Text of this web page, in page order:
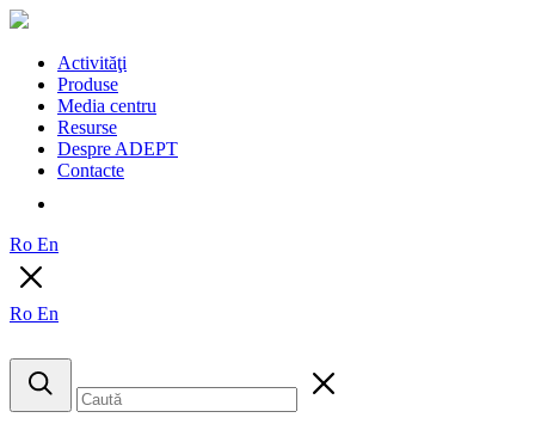
Activităţi
Produse
Media centru
Resurse
Despre ADEPT
Contacte
Ro En
Ro En